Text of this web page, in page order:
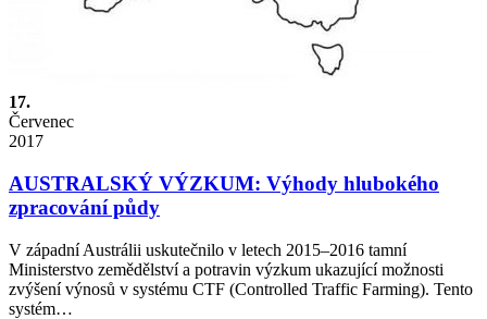
17.
Červenec
2017
AUSTRALSKÝ VÝZKUM: Výhody hlubokého
zpracování půdy
V západní Austrálii uskutečnilo v letech 2015–2016 tamní
Ministerstvo zemědělství a potravin výzkum ukazující možnosti
zvýšení výnosů v systému CTF (Controlled Traffic Farming). Tento
systém…